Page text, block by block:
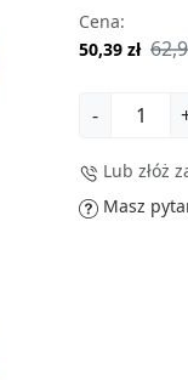
Cena:
50,39 zł
-
Lub złóż
Masz